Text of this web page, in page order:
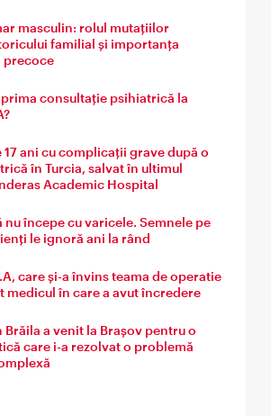
masculin: rolul mutațiilor
familial și importanța
precoce
consultație psihiatrică la
ani cu complicații grave după o
în Turcia, salvat în ultimul
Academic Hospital
nu începe cu varicele. Semnele pe
le ignoră ani la rând
care și-a învins teama de operatie
medicul în care a avut încredere
Brăila a venit la Brașov pentru o
care i-a rezolvat o problemă